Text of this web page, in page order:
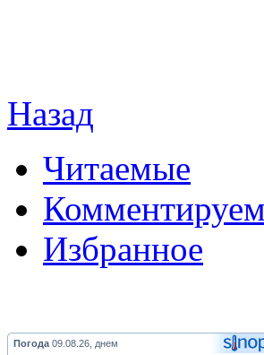
Назад
Читаемые
Избранное
Погода 09.08.26, днем